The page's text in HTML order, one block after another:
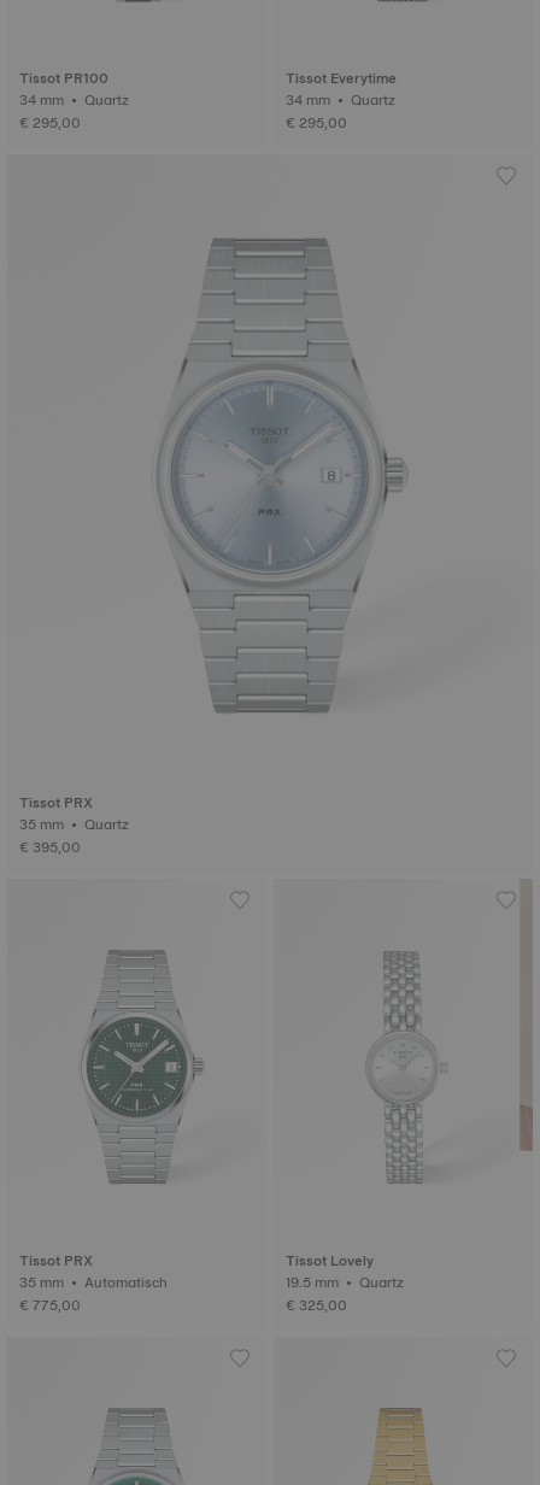
Tissot PR100
34 mm • Quartz
€ 295,00
Tissot Everytime
34 mm • Quartz
€ 295,00
Tissot PRX
35 mm • Quartz
€ 395,00
Tissot PRX
35 mm • Automatisch
€ 775,00
Tissot Lovely
19.5 mm • Quartz
€ 325,00